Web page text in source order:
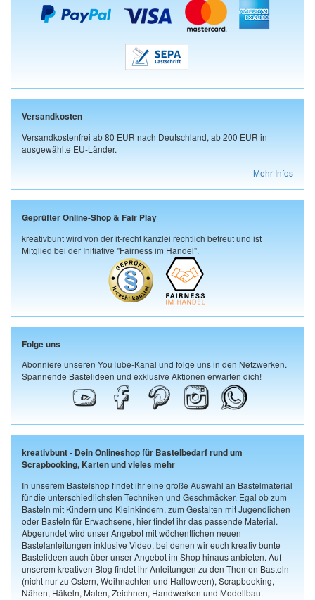
Versandkosten
Versandkostenfrei ab 80 EUR nach Deutschland, ab 200 EUR in
ausgewählte EU-Länder.
Mehr Infos
Geprüfter Online-Shop & Fair Play
kreativbunt wird von der it-recht kanzlei rechtlich betreut und ist
Mitglied bei der Initiative "Fairness im Handel".
Folge uns
Abonniere unseren YouTube-Kanal und folge uns in den Netzwerken.
Spannende Bastelideen und exklusive Aktionen erwarten dich!
kreativbunt - Dein Onlineshop für Bastelbedarf rund um
Scrapbooking, Karten und vieles mehr
In unserem Bastelshop findet ihr eine große Auswahl an Bastelmaterial
für die unterschiedlichsten Techniken und Geschmäcker. Egal ob zum
Basteln mit Kindern und Kleinkindern, zum Gestalten mit Jugendlichen
oder Basteln für Erwachsene, hier findet ihr das passende Material.
Abgerundet wird unser Angebot mit wöchentlichen neuen
Bastelanleitungen inklusive Video, bei denen wir euch kreativ bunte
Bastelideen auch über unser Angebot im Shop hinaus anbieten. Auf
unserem kreativen Blog findet ihr Anleitungen zu den Themen Basteln
(nicht nur zu Ostern, Weihnachten und Halloween), Scrapbooking,
Nähen, Häkeln, Malen, Zeichnen, Handwerken und Modellbau.